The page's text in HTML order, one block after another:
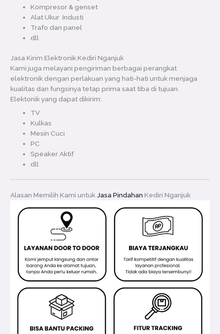
Kompresor & genset
Alat Ukur Industi
Trafo dan panel
dll
Jasa Kirim Elektronik Kediri Nganjuk
Kami juga melayani pengiriman berbagai perangkat
elektronik dengan perlakuan yang hati-hati untuk menjaga
kualitas dan fungsinya tetap prima saat tiba di tujuan.
Elektonik yang dapat dikirim:
TV
Kulkas
Mesin Cuci
PC
Speaker Aktif
dll
Alasan Memilih Kami untuk Jasa Pindahan Kediri Nganjuk